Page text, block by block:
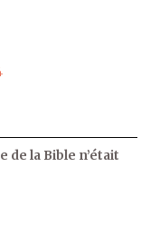
de la Bible n’était